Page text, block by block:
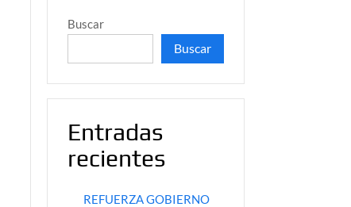
Buscar
Buscar
Entradas
recientes
REFUERZA GOBIERNO